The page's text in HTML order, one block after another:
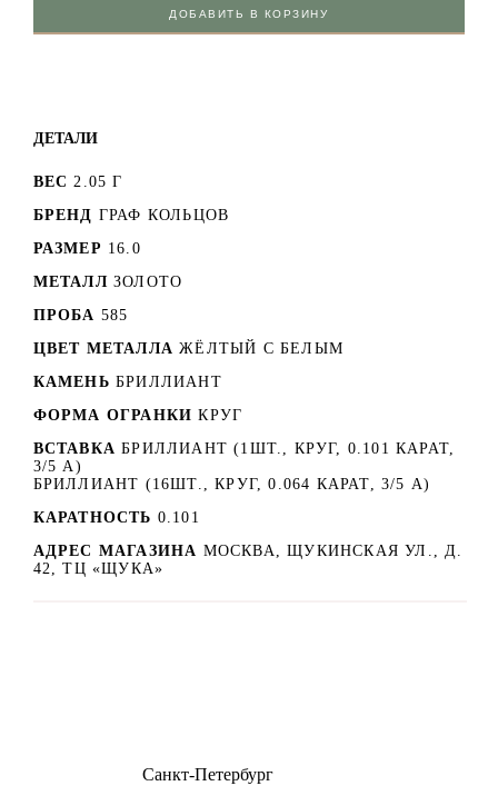
ДОБАВИТЬ В КОРЗИНУ
ДЕТАЛИ
ВЕС 2.05 Г
БРЕНД ГРАФ КОЛЬЦОВ
РАЗМЕР 16.0
МЕТАЛЛ ЗОЛОТО
ПРОБА 585
ЦВЕТ МЕТАЛЛА ЖЁЛТЫЙ С БЕЛЫМ
КАМЕНЬ БРИЛЛИАНТ
ФОРМА ОГРАНКИ КРУГ
ВСТАВКА БРИЛЛИАНТ (1ШТ., КРУГ, 0.101 КАРАТ,
3/5 А)
БРИЛЛИАНТ (16ШТ., КРУГ, 0.064 КАРАТ, 3/5 А)
КАРАТНОСТЬ 0.101
АДРЕС МАГАЗИНА МОСКВА, ЩУКИНСКАЯ УЛ., Д.
42, ТЦ «ЩУКА»
Санкт-Петербург